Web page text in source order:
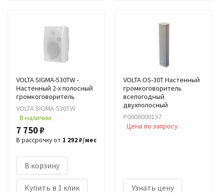
VOLTA SIGMA-530TW -
Настенный 2-х полосный
громкоговоритель
VOLTA SIGMA-530TW
В наличии
7 750 ₽
В рассрочку от 1 292 ₽/мес
В корзину
Купить в 1 клик
VOLTA OS-30T Настенный
громкоговоритель
всепогодный
двухполосный
Р0000000137
Цена по запросу
Узнать цену